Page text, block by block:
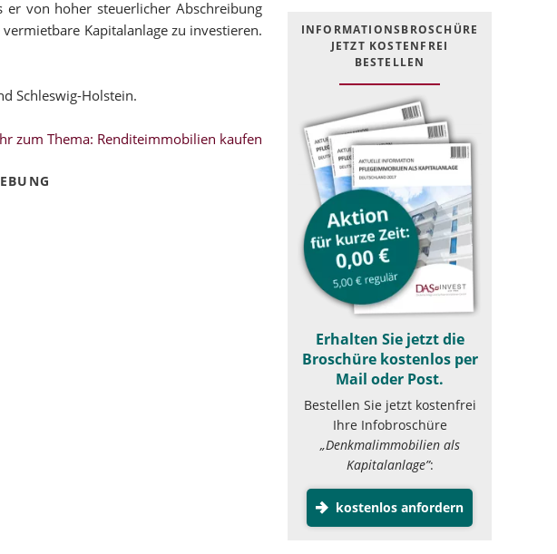
von hoher steuerlicher Abschreibung
Kapitalanlage zu investieren.
Schleswig-Holstein.
zum Thema: Renditeimmobilien kaufen
INFOR­MATIONS­BROSCHÜRE
JETZT KOSTEN­FREI
BESTELLEN
Erhalten Sie jetzt die
Broschüre kostenlos per
Mail oder Post.
Bestellen Sie jetzt kostenfrei
Ihre Infobroschüre
„Denkmalimmobilien als
Kapitalanlage”:
kostenlos anfordern